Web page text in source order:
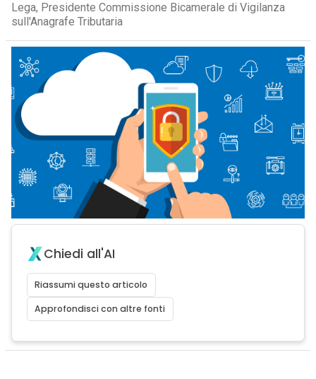
Lega, Presidente Commissione Bicamerale di Vigilanza
sull'Anagrafe Tributaria
Chiedi all'AI
Riassumi questo articolo
Approfondisci con altre fonti